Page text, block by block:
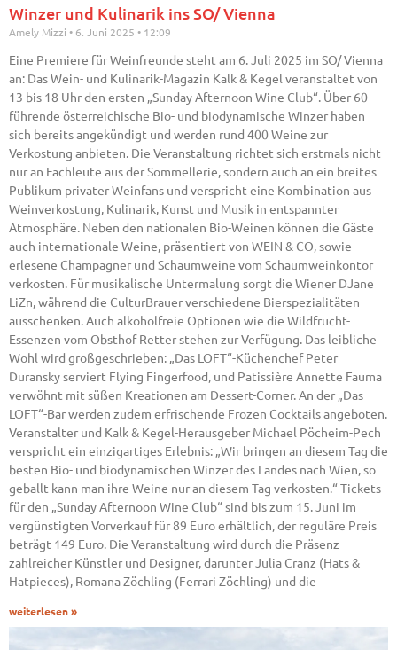
Winzer und Kulinarik ins SO/ Vienna
Amely Mizzi 6. Juni 2025 12:09
Eine Premiere für Weinfreunde steht am 6. Juli 2025 im SO/ Vienna
an: Das Wein- und Kulinarik-Magazin Kalk & Kegel veranstaltet von
13 bis 18 Uhr den ersten „Sunday Afternoon Wine Club“. Über 60
führende österreichische Bio- und biodynamische Winzer haben
sich bereits angekündigt und werden rund 400 Weine zur
Verkostung anbieten. Die Veranstaltung richtet sich erstmals nicht
nur an Fachleute aus der Sommellerie, sondern auch an ein breites
Publikum privater Weinfans und verspricht eine Kombination aus
Weinverkostung, Kulinarik, Kunst und Musik in entspannter
Atmosphäre. Neben den nationalen Bio-Weinen können die Gäste
auch internationale Weine, präsentiert von WEIN & CO, sowie
erlesene Champagner und Schaumweine vom Schaumweinkontor
verkosten. Für musikalische Untermalung sorgt die Wiener DJane
LiZn, während die CulturBrauer verschiedene Bierspezialitäten
ausschenken. Auch alkoholfreie Optionen wie die Wildfrucht-
Essenzen vom Obsthof Retter stehen zur Verfügung. Das leibliche
Wohl wird großgeschrieben: „Das LOFT“-Küchenchef Peter
Duransky serviert Flying Fingerfood, und Patissière Annette Fauma
verwöhnt mit süßen Kreationen am Dessert-Corner. An der „Das
LOFT“-Bar werden zudem erfrischende Frozen Cocktails angeboten.
Veranstalter und Kalk & Kegel-Herausgeber Michael Pöcheim-Pech
verspricht ein einzigartiges Erlebnis: „Wir bringen an diesem Tag die
besten Bio- und biodynamischen Winzer des Landes nach Wien, so
geballt kann man ihre Weine nur an diesem Tag verkosten.“ Tickets
für den „Sunday Afternoon Wine Club“ sind bis zum 15. Juni im
vergünstigten Vorverkauf für 89 Euro erhältlich, der reguläre Preis
beträgt 149 Euro. Die Veranstaltung wird durch die Präsenz
zahlreicher Künstler und Designer, darunter Julia Cranz (Hats &
Hatpieces), Romana Zöchling (Ferrari Zöchling) und die
weiterlesen »